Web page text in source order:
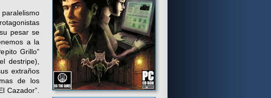
pesar se
a la
Grillo”
destripe),
extraños
de los
Cazador”.